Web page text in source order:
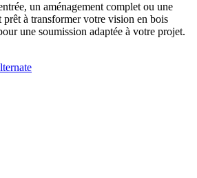
un aménagement complet ou une
prêt à transformer votre vision en bois
une soumission adaptée à votre projet.